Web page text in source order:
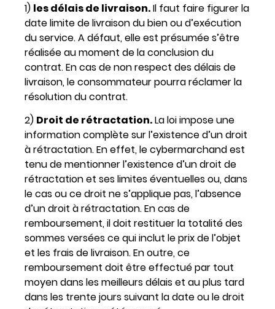
1) les délais de livraison.Il faut faire figurer la
date limite de livraison du bien ou d’exécution
du service. A défaut, elle est présumée s’être
réalisée au moment de la conclusion du
contrat. En cas de non respect des délais de
livraison, le consommateur pourra réclamer la
résolution du contrat.
2) Droit de rétractation.La loi impose une
information complète sur l’existence d’un droit
à rétractation. En effet, le cybermarchand est
tenu de mentionner l’existence d’un droit de
rétractation et ses limites éventuelles ou, dans
le cas ou ce droit ne s’applique pas, l’absence
d’un droit à rétractation. En cas de
remboursement, il doit restituer la totalité des
sommes versées ce qui inclut le prix de l’objet
et les frais de livraison. En outre, ce
remboursement doit être effectué par tout
moyen dans les meilleurs délais et au plus tard
dans les trente jours suivant la date ou le droit